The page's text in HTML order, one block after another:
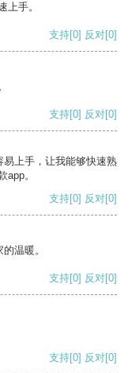
上手。
支持[0] 反对[0]
支持[0] 反对[0]
上手，让我能够快速熟
。
支持[0] 反对[0]
温暖。
支持[0] 反对[0]
支持[0] 反对[0]